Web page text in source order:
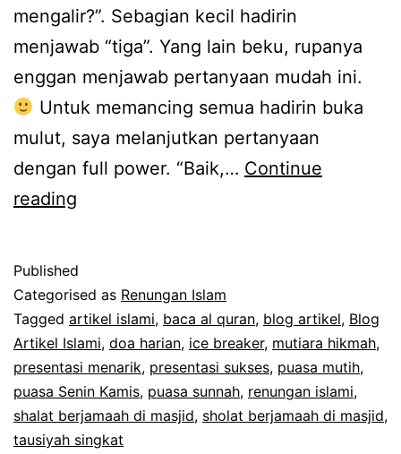
mengalir?”. Sebagian kecil hadirin
menjawab “tiga”. Yang lain beku, rupanya
enggan menjawab pertanyaan mudah ini.
Untuk memancing semua hadirin buka
mulut, saya melanjutkan pertanyaan
dengan full power. “Baik,… Continue
reading
Terus
Mengalir
Pahalanya
Published
Categorised as Renungan Islam
Tagged artikel islami, baca al quran, blog artikel, Blog
Artikel Islami, doa harian, ice breaker, mutiara hikmah,
presentasi menarik, presentasi sukses, puasa mutih,
puasa Senin Kamis, puasa sunnah, renungan islami,
shalat berjamaah di masjid, sholat berjamaah di masjid,
tausiyah singkat